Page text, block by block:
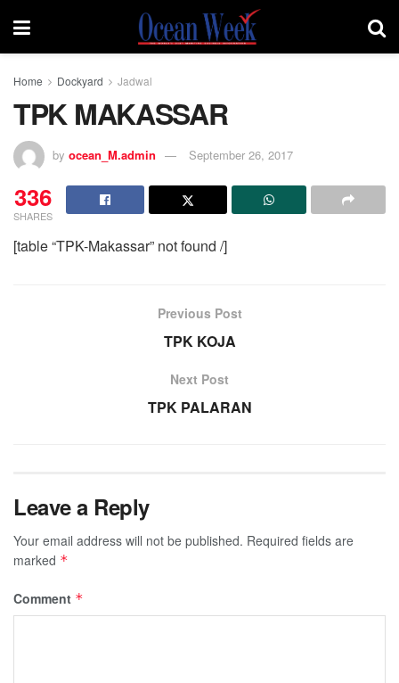
Home Dockyard Jadwal
TPK MAKASSAR
by ocean_M.admin September 26, 2017
336
SHARES
[table “TPK-Makassar” not found /]
Previous Post
TPK KOJA
Next Post
TPK PALARAN
Leave a Reply
Your email address will not be published. Required fields are
marked *
Comment *